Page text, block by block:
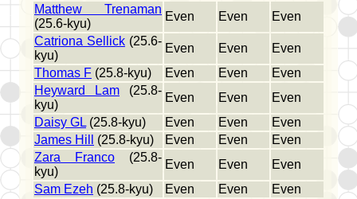
Matthew Trenaman
(25.6-kyu)
Even Even
Even
Catriona Sellick (25.6-
kyu)
Even Even
Even
Thomas F (25.8-kyu) Even Even
Even
Heyward Lam (25.8-
kyu)
Even Even
Even
Daisy GL(25.8-kyu) Even Even
Even
James Hill
(25.8-kyu) Even Even
Even
Zara Franco (25.8-
kyu)
Even Even
Even
Sam Ezeh (25.8-kyu) Even Even
Even